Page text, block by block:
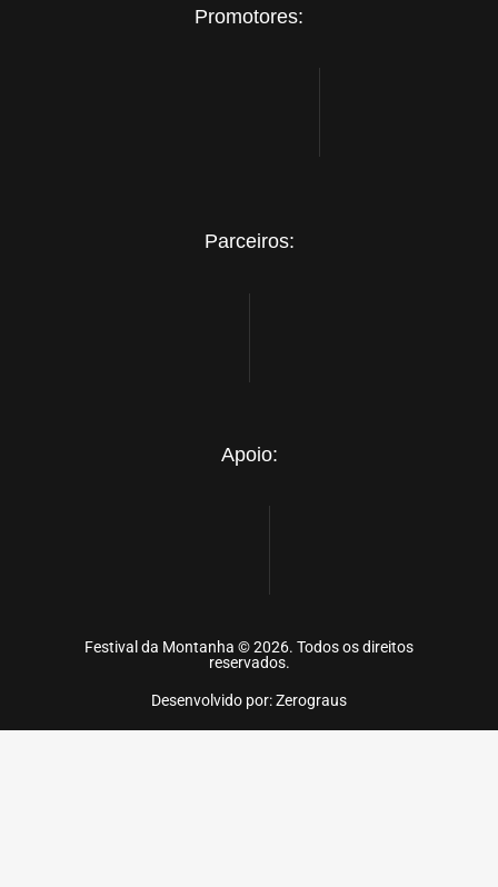
Promotores:
Parceiros:
Apoio:
Festival da Montanha © 2026. Todos os direitos
reservados.
Desenvolvido por: Zerograus